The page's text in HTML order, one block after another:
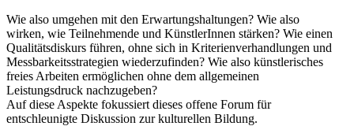
Wie also umgehen mit den Erwartungshaltungen? Wie also
wirken, wie Teilnehmende und KünstlerInnen stärken? Wie einen
Qualitätsdiskurs führen, ohne sich in Kriterienverhandlungen und
Messbarkeitsstrategien wiederzufinden? Wie also künstlerisches
freies Arbeiten ermöglichen ohne dem allgemeinen
Leistungsdruck nachzugeben?
Auf diese Aspekte fokussiert dieses offene Forum für
entschleunigte Diskussion zur kulturellen Bildung.